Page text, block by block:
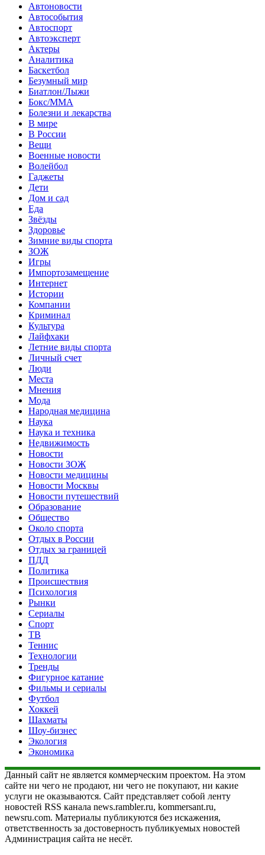
Автоновости
Автособытия
Автоспорт
Автоэксперт
Актеры
Аналитика
Баскетбол
Безумный мир
Биатлон/Лыжи
Бокс/MMA
Болезни и лекарства
В мире
В России
Вещи
Военные новости
Волейбол
Гаджеты
Дети
Дом и сад
Еда
Звёзды
Здоровье
Зимние виды спорта
ЗОЖ
Игры
Импортозамещение
Интернет
Истории
Компании
Криминал
Культура
Лайфхаки
Летние виды спорта
Личный счет
Люди
Места
Мнения
Мода
Народная медицина
Наука
Наука и техника
Недвижимость
Новости
Новости ЗОЖ
Новости медицины
Новости Москвы
Новости путешествий
Образование
Общество
Около спорта
Отдых в России
Отдых за границей
ПДД
Политика
Происшествия
Психология
Рынки
Сериалы
Спорт
ТВ
Теннис
Технологии
Тренды
Фигурное катание
Фильмы и сериалы
Футбол
Хоккей
Шахматы
Шоу-бизнес
Экология
Экономика
Данный сайт не является коммерческим проектом. На этом
сайте ни чего не продают, ни чего не покупают, ни какие
услуги не оказываются. Сайт представляет собой ленту
новостей RSS канала news.rambler.ru, kommersant.ru,
newsru.com. Материалы публикуются без искажения,
ответственность за достоверность публикуемых новостей
Администрация сайта не несёт.